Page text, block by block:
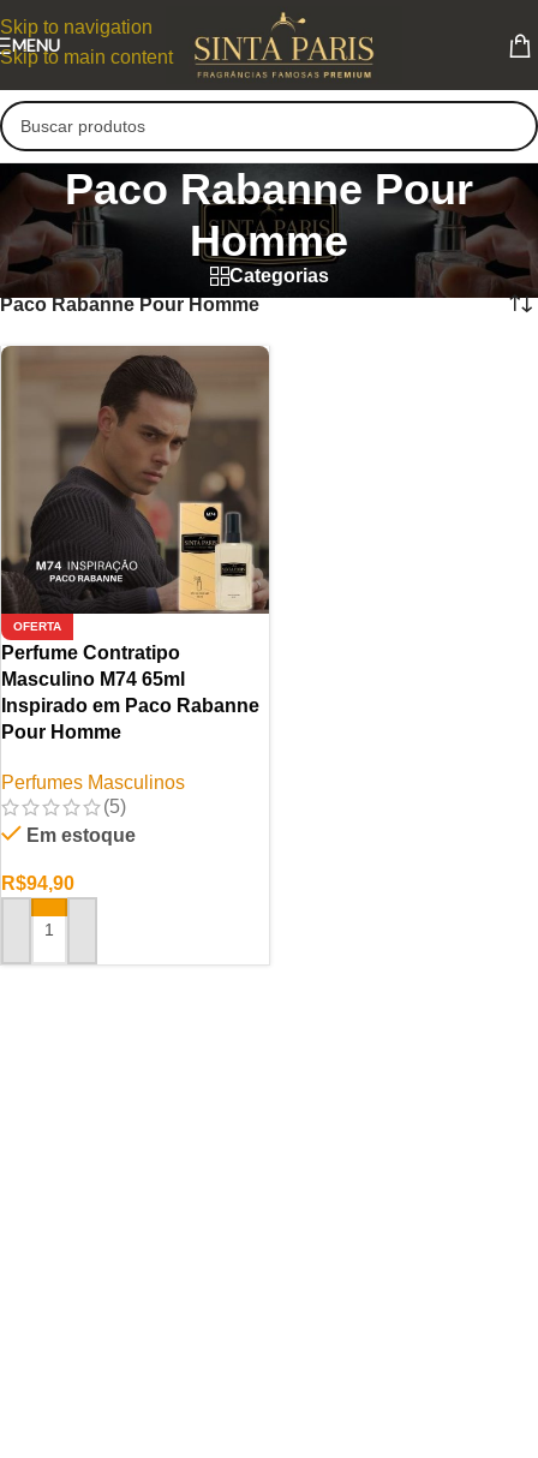
Skip to navigation
Skip to main content
MENU
Paco Rabanne Pour
Homme
Categorias
Paco Rabanne Pour Homme
OFERTA
Perfume Contratipo
Masculino M74 65ml
Inspirado em Paco Rabanne
Pour Homme
Perfumes Masculinos
(5)
Em estoque
R$94,90
ADICIONAR AO CARRINHO